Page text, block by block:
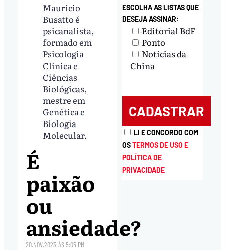
Mauricio
Busatto é
psicanalista,
formado em
Psicologia
Clínica e
Ciências
Biológicas,
mestre em
Genética e
Biologia
Molecular.
É
paixão
ou
ansiedade?
20.NOV.2023 ÀS5:05 PM
ESCOLHA AS LISTAS QUE
DESEJA ASSINAR:
Editorial BdF
Ponto
Notícias da
China
LI E CONCORDO COM
OSTERMOS DE USO E
POLÍTICA DE
PRIVACIDADE